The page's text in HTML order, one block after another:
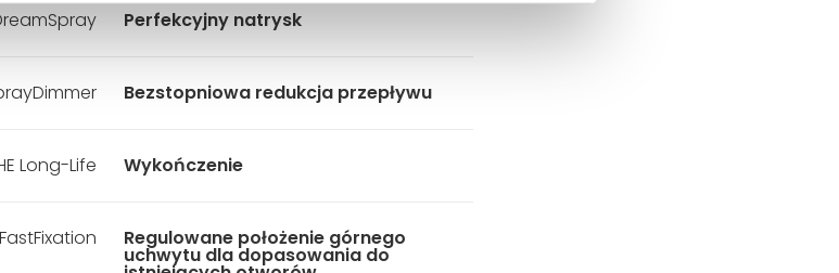
Perfekcyjny natrysk
Bezstopniowa redukcja przepływu
Long-Life Wykończenie
Regulowane położenie górnego
uchwytu dla dopasowania do